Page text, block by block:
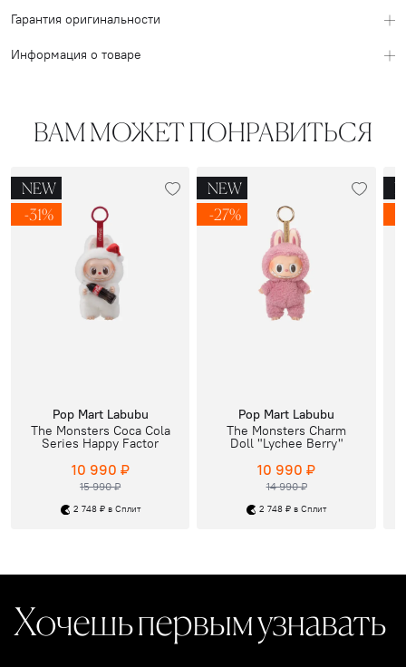
Гарантия оригинальности
Информация о товаре
ВАМ МОЖЕТ ПОНРАВИТЬСЯ
NEW
-31%
Pop Mart Labubu
The Monsters Coca Cola
Series Happy Factor
15 990 ₽
10 990 ₽
2 748 ₽ в Сплит
NEW
-27%
Pop Mart Labubu
The Monsters Charm
Doll "Lychee Berry"
14 990 ₽
10 990 ₽
2 748 ₽ в Сплит
Хочешь первым узнавать